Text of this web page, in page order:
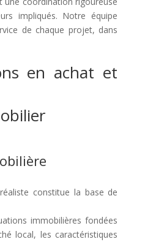
impliqués. Notre équipe
de chaque projet, dans
en achat et
constitue la base de
immobilières fondées
local, les caractéristiques